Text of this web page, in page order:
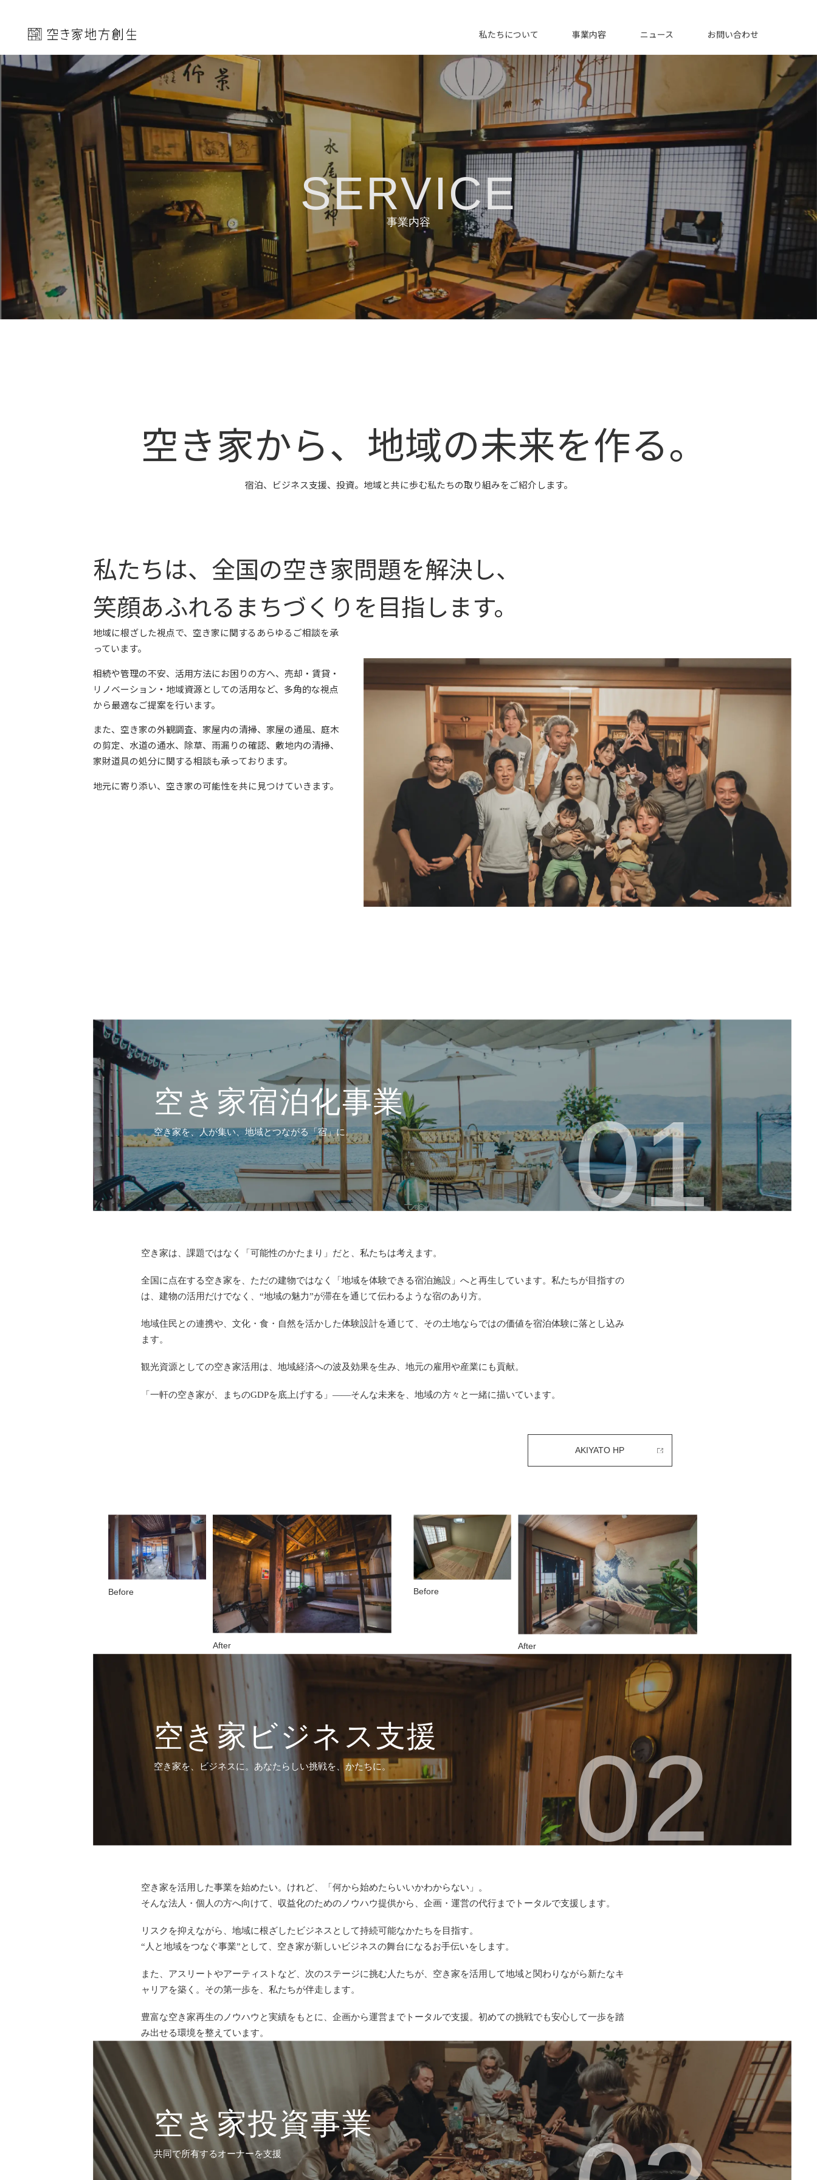
私たちについて 事業内容 ニュース お問い合わせ
SERVICE
事業内容
空き家から、 地域の未来を作る。
宿泊、ビジネス支援、投資。 地域と共に歩む私たちの取り組みをご紹介します。
私たちは、全国の空き家問題を解決し、
笑顔あふれるまちづくりを目指します。
地域に根ざした視点で、空き家に関するあらゆるご相談を承
っています。
相続や管理の不安、活用方法にお困りの方へ、売却・賃貸・
リノベーション・地域資源としての活用など、多角的な視点
から最適なご提案を行います。
また、空き家の外観調査、家屋内の清掃、家屋の通風、庭木
の剪定、水道の通水、除草、雨漏りの確認、敷地内の清掃、
家財道具の処分に関する相談も承っております。
地元に寄り添い、空き家の可能性を共に見つけていきます。
空き家宿泊化事業
空き家を、人が集い、地域とつながる「宿」に。
空き家は、課題ではなく「可能性のかたまり」だと、私たちは考えます。
全国に点在する空き家を、ただの建物ではなく「地域を体験できる宿泊施設」へと再生しています。私たちが目指すの
は、建物の活用だけでなく、“地域の魅力”が滞在を通じて伝わるような宿のあり方。
地域住民との連携や、文化・食・自然を活かした体験設計を通じて、その土地ならではの価値を宿泊体験に落とし込み
ます。
観光資源としての空き家活用は、地域経済への波及効果を生み、地元の雇用や産業にも貢献。
「一軒の空き家が、まちのGDPを底上げする」――そんな未来を、地域の方々と一緒に描いています。
AKIYATO HP
Before
After
Before
After
空き家ビジネス支援
空き家を、ビジネスに。あなたらしい挑戦を、かたちに。
空き家を活用した事業を始めたい。けれど、「何から始めたらいいかわからない」。
そんな法人・個人の方へ向けて、収益化のためのノウハウ提供から、企画・運営の代行までトータルで支援します。
リスクを抑えながら、地域に根ざしたビジネスとして持続可能なかたちを目指す。
“人と地域をつなぐ事業”として、空き家が新しいビジネスの舞台になるお手伝いをします。
また、アスリートやアーティストなど、次のステージに挑む人たちが、空き家を活用して地域と関わりながら新たなキ
ャリアを築く。その第一歩を、私たちが伴走します。
豊富な空き家再生のノウハウと実績をもとに、企画から運営までトータルで支援。初めての挑戦でも安心して一歩を踏
み出せる環境を整えています。
空き家投資事業
共同で所有するオーナーを支援